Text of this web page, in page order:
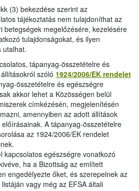
(3) bekezdése szerint az
tájékoztatás nem tulajdoníthat az
betegségek megelőzésére, kezelésére
tulajdonságokat, és ilyen
utalhat.
tápanyag-összetételre és
szóló 1924/2006/EK rendelet
összetételre és egészségre
akkor lehet a Közösségen belül
címkézésén, megjelenítésén
amennyiben az adott állítások
A tápanyag-összetételre
az 1924/2006/EK rendelet
kapcsolatos egészségre vonatkozó
ha a Bizottság az említett
engedélyezte őket, és szerepelnek az
vagy még az EFSA általi